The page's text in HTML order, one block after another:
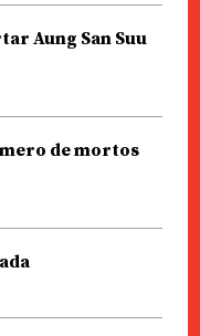
Aung San Suu
de mortos